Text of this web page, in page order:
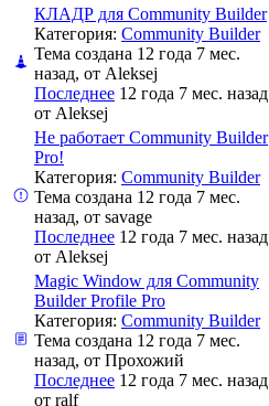
КЛАДР для Community Builder
Категория: Community Builder
Тема создана 12 года 7 мес.
назад, от Aleksej
Последнее 12 года 7 мес. назад
от Aleksej
Не работает Community Builder
Pro!
Категория: Community Builder
Тема создана 12 года 7 мес.
назад, от savage
Последнее 12 года 7 мес. назад
от Aleksej
Magic Window для Community
Builder Profile Pro
Категория: Community Builder
Тема создана 12 года 7 мес.
назад, от Прохожий
Последнее 12 года 7 мес. назад
от ralf